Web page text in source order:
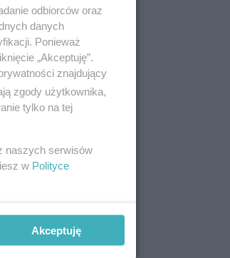
odbiorców oraz
danych
Ponieważ
„Akceptuję”.
znajdujący
zgody użytkownika,
tylko na tej
naszych serwisów
w Polityce
Akceptuję